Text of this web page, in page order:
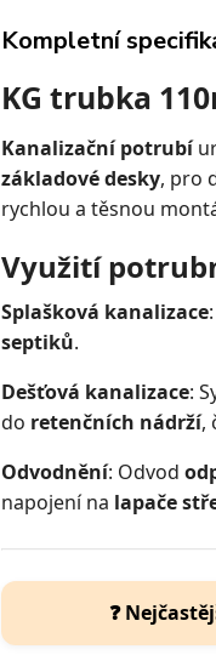
Kompletní
KG trubka
Kanalizační potrubí
základové desky, pro
rychlou a těsnou
Využití
Splašková kanalizace
septiků.
Dešťová kanalizace:
do retenčních nádrží,
Odvodnění: Odvod
napojení na lapače
❓